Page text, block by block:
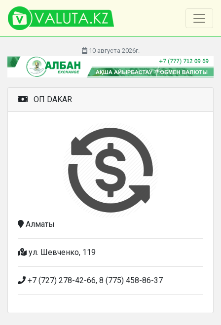
10 августа 2026г.
ОП DAKAR
Алматы
ул. Шевченко, 119
+7 (727) 278-42-66, 8 (775) 458-86-37